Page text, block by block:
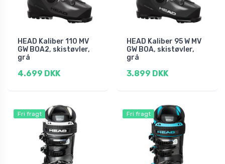
HEAD Kaliber 110 MV
GW BOA2, skistøvler,
grå
4.699 DKK
HEAD Kaliber 95 W MV
GW BOA, skistøvler,
grå
3.899 DKK
Fri fragt Fri fragt